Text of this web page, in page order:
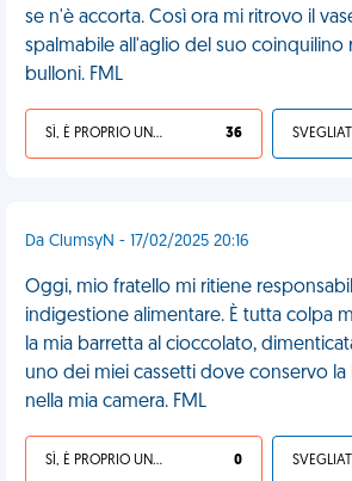
se n'è accorta. Così ora mi ritrovo il
spalmabile all'aglio del suo coinquilino
bulloni. FML
SÌ, È PROPRIO UNA VDM! 36
Da ClumsyN - 17/02/2025 20:16
Oggi, mio fratello mi ritiene
indigestione alimentare. È tutta colpa
la mia barretta al cioccolato,
uno dei miei cassetti dove conservo la
nella mia camera. FML
SÌ, È PROPRIO UNA VDM! 0